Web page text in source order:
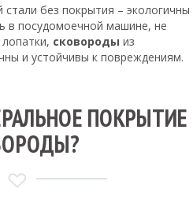
без покрытия – экологичны
в посудомоечной машине, не
сковороды из
и устойчивы к повреждениям.
ПОКРЫТИЕ